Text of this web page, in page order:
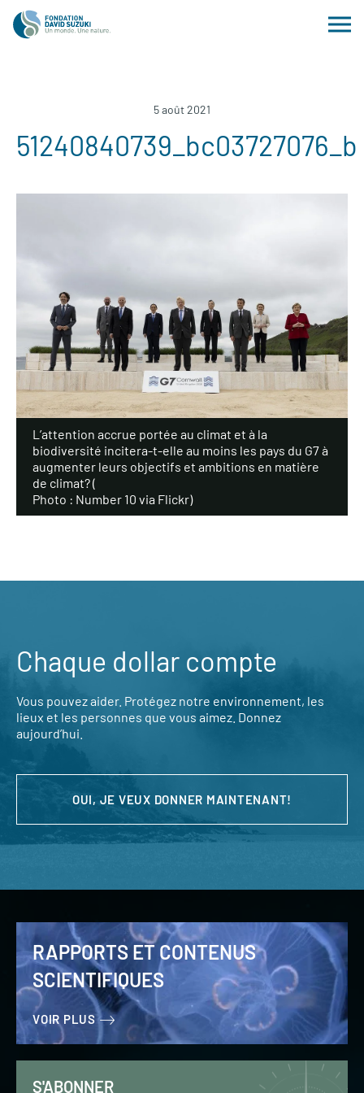
5 août 2021
51240840739_bc03727076_b
L’attention accrue portée au climat et à la
biodiversité incitera-t-elle au moins les pays du G7 à
augmenter leurs objectifs et ambitions en matière
de climat? (
Photo : Number 10 via Flickr)
Chaque dollar compte
Vous pouvez aider. Protégez notre environnement, les
lieux et les personnes que vous aimez. Donnez
aujourd’hui.
OUI, JE VEUX DONNER MAINTENANT!
RAPPORTS ET CONTENUS
SCIENTIFIQUES
VOIR PLUS
S'ABONNER